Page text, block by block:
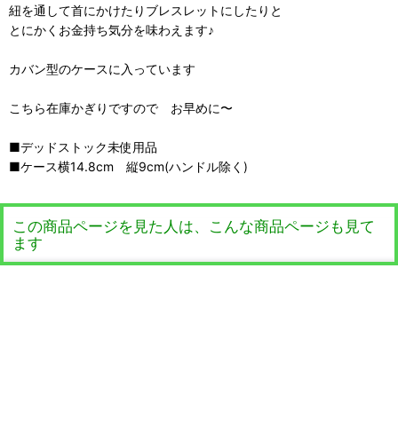
紐を通して首にかけたりブレスレットにしたりと
とにかくお金持ち気分を味わえます♪
カバン型のケースに入っています
こちら在庫かぎりですので お早めに〜
■デッドストック未使用品
■ケース横14.8cm 縦9cm(ハンドル除く)
この商品ページを見た人は、こんな商品ページも見て
ます